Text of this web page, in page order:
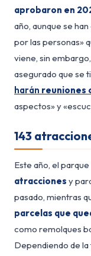
aprobaron en
año, aunque se
por las personas»
viene, sin embargo,
asegurado que se
harán reuniones
aspectos» y
143
Este año, el
atracciones y
pasado, mientras
parcelas que
como remolques
Dependiendo de